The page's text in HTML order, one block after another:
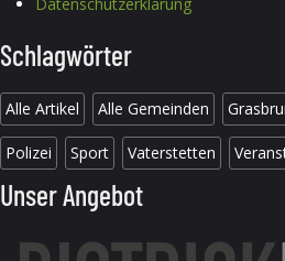
Schlagwörter
Alle Artikel Alle Gemeinden
Polizei Sport Vaterstetten
Unser Angebot